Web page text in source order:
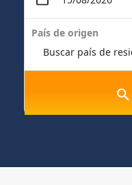
País de origen